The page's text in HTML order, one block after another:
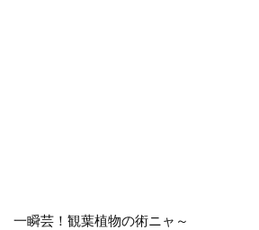
一瞬芸！観葉植物の術ニャ～